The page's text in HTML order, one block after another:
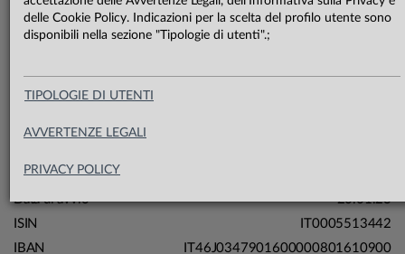
delle Cookie Policy. Indicazioni per la scelta del profilo utente sono
disponibili nella sezione "Tipologie di utenti".;
TIPOLOGIE DI UTENTI
AVVERTENZE LEGALI
PRIVACY POLICY
Carta di identità
Linea
Soluzioni
Sistema
Macrocategoria
Domicilio
Data di avvio
20.01.23
ISIN
IT0005513442
IBAN
IT46J0347901600000801610900